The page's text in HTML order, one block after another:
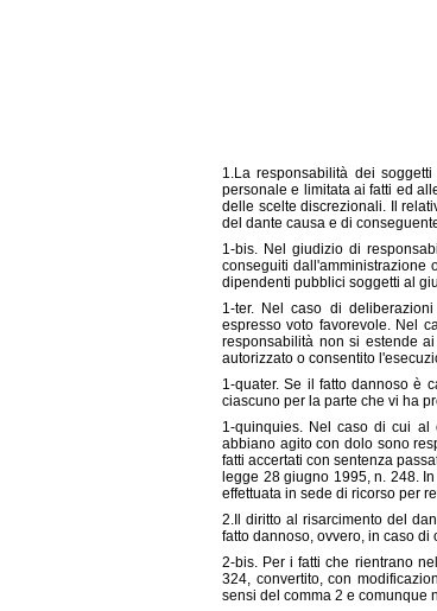
1.La responsabilità dei
personale e limitata ai fatti ed
delle scelte discrezionali. Il
del dante causa e di
1-bis. Nel giudizio di
conseguiti dall'amministrazione
dipendenti pubblici soggetti al
1-ter. Nel caso di
espresso voto favorevole. Nel
responsabilità non si estende
autorizzato o consentito
1-quater. Se il fatto dannoso è
ciascuno per la parte che vi ha
1-quinquies. Nel caso di cui al
abbiano agito con dolo sono
fatti accertati con sentenza
legge 28 giugno 1995, n. 248.
effettuata in sede di ricorso per
2.Il diritto al risarcimento del
fatto dannoso, ovvero, in caso
2-bis. Per i fatti che rientrano
324, convertito, con
sensi del comma 2 e comunque